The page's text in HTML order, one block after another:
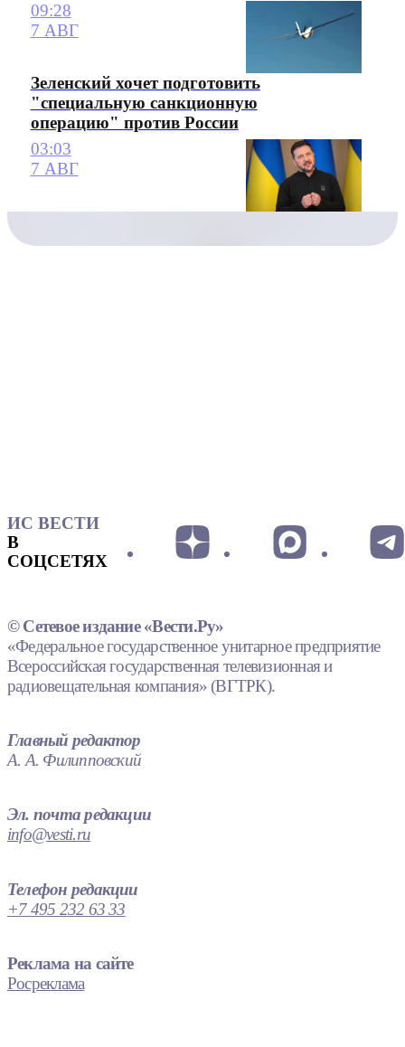
09:28
7 АВГ
Зеленский хочет подготовить
"специальную санкционную
операцию" против России
03:03
7 АВГ
ИС ВЕСТИ
В
СОЦСЕТЯХ
© Сетевое издание «Вести.Ру»
«Федеральное государственное унитарное предприятие
Всероссийская государственная телевизионная и
радиовещательная компания» (ВГТРК).
Главный редактор
А. А. Филипповский
Эл. почта редакции
info@vesti.ru
Телефон редакции
+7 495 232 63 33
Реклама на сайте
Росреклама